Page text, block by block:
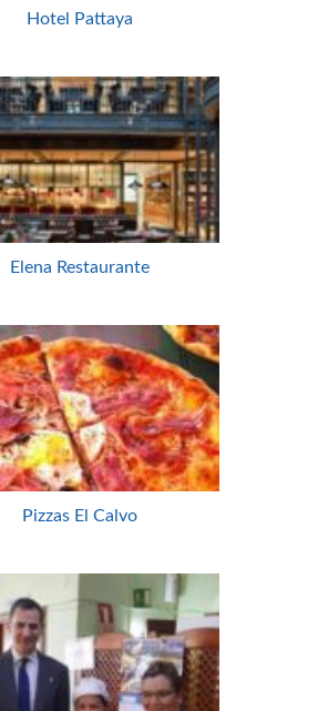
Hotel Pattaya
Elena Restaurante
Pizzas El Calvo